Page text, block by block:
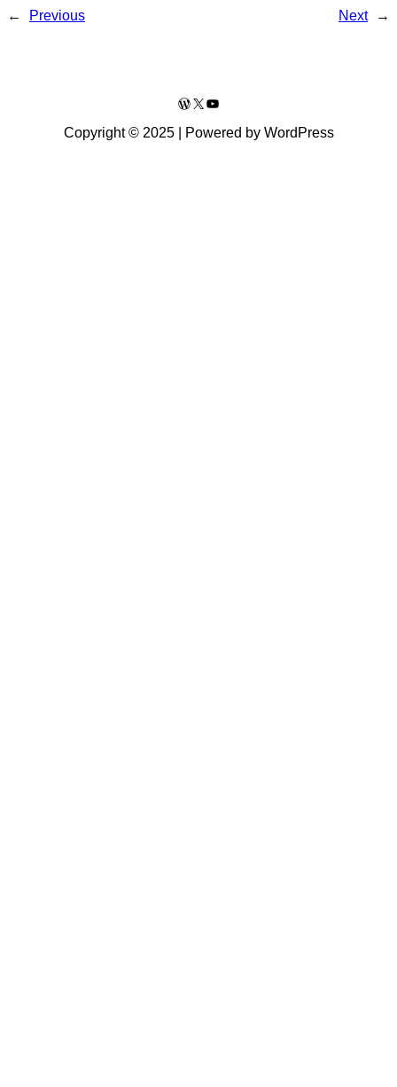
← Previous Next →
WordPress
X YouTube
Copyright © 2025 | Powered by WordPress